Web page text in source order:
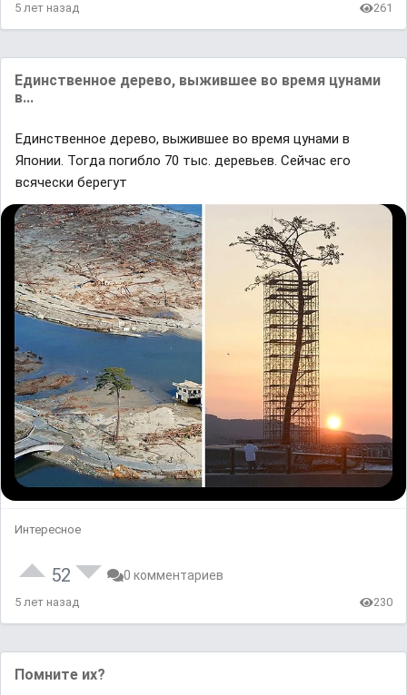
5 лет назад 261
Единственное дерево, выжившее во время цунами
в...
Единственное дерево, выжившее во время цунами в
Японии. Тогда погибло 70 тыс. деревьев. Сейчас его
всячески берегут
Интересное
52 0 комментариев
5 лет назад 230
Помните их?